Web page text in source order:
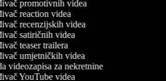
promotivnih videa
reaction videa
recenzijskih videa
satiričnih videa
teaser trailera
umjetničkih videa
videozapisa za nekretnine
YouTube videa